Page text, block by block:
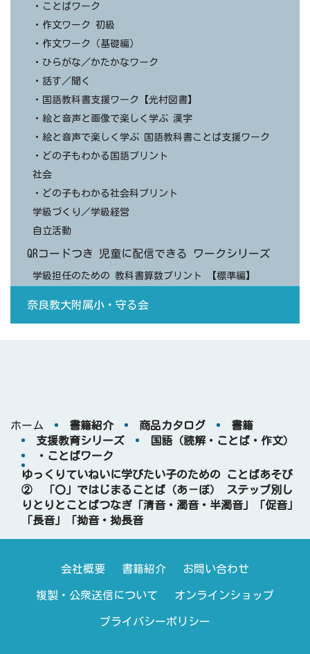
・ことばワーク
・作文ワーク 初級
・作文ワーク（基礎編）
・ひらがな／かたかなワーク
・話す／聞く
・国語教科書支援ワーク【光村図書】
・絵と音声と画像で楽しく学ぶ 漢字
・絵と音声で楽しく学ぶ 国語教科書ことば支援ワーク
・どの子もわかる国語プリント
社会
・どの子もわかる社会科プリント
学級づくり／学級経営
自立活動
QRコードつき 児童に配信できる ワークシリーズ
学級担任のための 教科書算数プリント 【標準編】
奈良教大附属小・守る会
ホーム 書籍紹介 商品カタログ
書籍
支援教育シリーズ
国語（読解・ことば・作文）
・ことばワーク
ゆっくりていねいに学びたい子のための ことばあそび
② 「〇」ではじまることば（あ－ぼ） ステップ別し
りとりとことばつなぎ「清音・濁音・半濁音」「促音」
「長音」「拗音・拗長音
会社概要 書籍紹介 お問い合わせ
複製・公衆送信について オンラインショップ
プライバシーポリシー